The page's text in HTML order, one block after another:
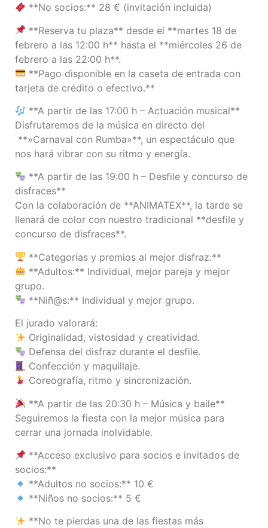
**No socios:** 28 € (invitación incluida)
**Reserva tu plaza** desde el **martes 18 de
febrero a las 12:00 h** hasta el **miércoles 26 de
febrero a las 22:00 h**.
**Pago disponible en la caseta de entrada con
tarjeta de crédito o efectivo.**
**A partir de las 17:00 h – Actuación musical**
Disfrutaremos de la música en directo del
**»Carnaval con Rumba»**, un espectáculo que
nos hará vibrar con su ritmo y energía.
**A partir de las 19:00 h – Desfile y concurso de
disfraces**
Con la colaboración de **ANIMATEX**, la tarde se
llenará de color con nuestro tradicional **desfile y
concurso de disfraces**.
**Categorías y premios al mejor disfraz:**
**Adultos:** Individual, mejor pareja y mejor
grupo.
**Niñ@s:** Individual y mejor grupo.
El jurado valorará:
Originalidad, vistosidad y creatividad.
Defensa del disfraz durante el desfile.
Confección y maquillaje.
Coreografía, ritmo y sincronización.
**A partir de las 20:30 h – Música y baile**
Seguiremos la fiesta con la mejor música para
cerrar una jornada inolvidable.
**Acceso exclusivo para socios e invitados de
socios:**
**Adultos no socios:** 10 €
**Niños no socios:** 5 €
**No te pierdas una de las fiestas más